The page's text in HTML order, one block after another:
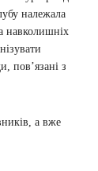
належала
навколишніх
пов’язані з
а вже